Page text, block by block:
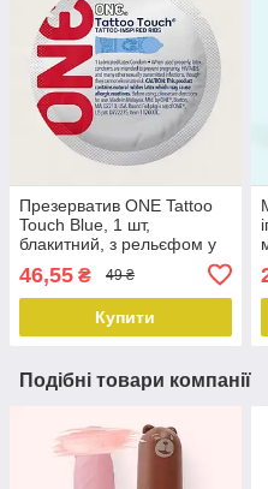
Презерватив ONE Tattoo
Touch Blue, 1 шт,
блакитний, з рельєфом у
46,55 ₴ 49 ₴
Купити
Подібні товари компанії